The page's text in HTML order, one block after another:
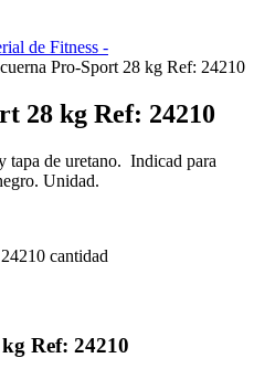
de Fitness -
Pro-Sport 28 kg Ref: 24210
28 kg Ref: 24210
tapa de uretano. Indicad para
Unidad.
cantidad
Ref: 24210